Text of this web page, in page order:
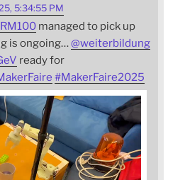
5:34:55 PM
managed to pick up
is ongoing…@weiterbildung
ready for
#MakerFaire2025